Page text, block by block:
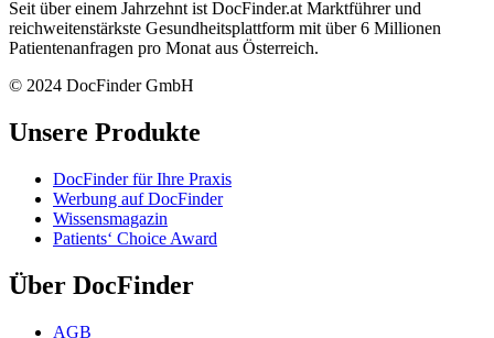
Seit über einem Jahrzehnt ist DocFinder.at Marktführer und
reichweitenstärkste Gesundheitsplattform mit über 6 Millionen
Patientenanfragen pro Monat aus Österreich.
© 2024 DocFinder GmbH
Unsere Produkte
DocFinder für Ihre Praxis
Werbung auf DocFinder
Wissensmagazin
Patients‘ Choice Award
Über DocFinder
AGB